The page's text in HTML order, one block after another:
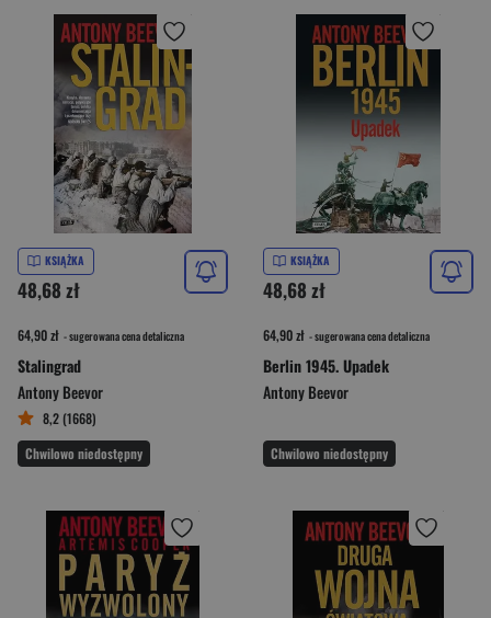
KSIĄŻKA
48,68 zł
64,90 zł - sugerowana cena detaliczna
Stalingrad
Antony Beevor
8,2 (1668)
Chwilowo niedostępny
KSIĄŻKA
48,68 zł
64,90 zł - sugerowana cena detaliczna
Berlin 1945. Upadek
Antony Beevor
Chwilowo niedostępny